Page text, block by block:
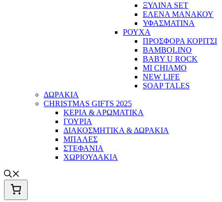
ΞΥΛΙΝΑ SET
ΕΛΕΝΑ ΜΑΝΑΚΟΥ
ΥΦΑΣΜΑΤΙΝΑ
ΡΟΥΧΑ
ΠΡΟΣΦΟΡΑ ΚΟΡΙΤΣΙ
BAMBOLINO
BABY U ROCK
MI CHIAMO
NEW LIFE
SOAP TALES
ΔΩΡΑΚΙΑ
CHRISTMAS GIFTS 2025
ΚΕΡΙΑ & ΑΡΩΜΑΤΙΚΑ
ΓΟΥΡΙΑ
ΔΙΑΚΟΣΜΗΤΙΚΑ & ΔΩΡΑΚΙΑ
ΜΠΑΛΕΣ
ΣΤΕΦΑΝΙΑ
ΧΩΡΙΟΥΔΑΚΙΑ